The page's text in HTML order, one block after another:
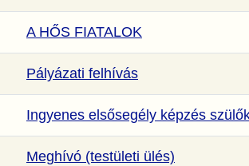
A HŐS FIATALOK
Pályázati felhívás
Ingyenes elsősegély képzés
Meghívó (testületi ülés)